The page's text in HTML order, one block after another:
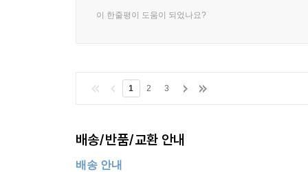
이 한줄평이 도움이 되었나요?
1 2 3
배송/반품/교환 안내
배송 안내